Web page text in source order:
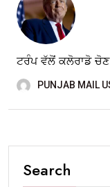
ਟਰੰਪ ਵੱਲੋਂ ਕਲੋਰਾਡੋ ਚੋਣ
PUNJAB MAIL
Search